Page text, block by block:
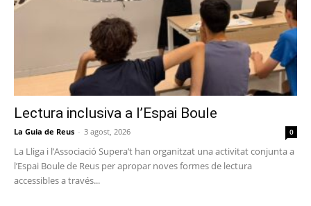
Lectura inclusiva a l’Espai Boule
La Guia de Reus - 3 agost, 2026 0
La Lliga i l’Associació Supera’t han organitzat una activitat conjunta a
l’Espai Boule de Reus per apropar noves formes de lectura
accessibles a través...